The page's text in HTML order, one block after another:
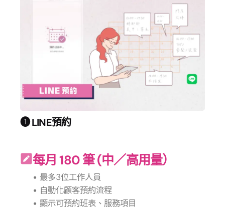
❶ LINE預約
每月 180 筆 (中／高用量）
• 最多3位工作人員
• 自動化顧客預約流程
• 顯示可預約班表、服務項目